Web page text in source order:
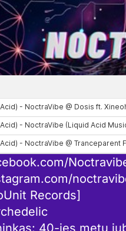
Records]